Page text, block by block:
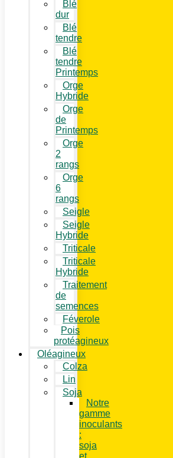
Blé
dur
Blé
tendre
Blé
tendre
Printemps
Orge
Hybride
Orge
de
Printemps
Orge
2
rangs
Orge
6
rangs
Seigle
Seigle
Hybride
Triticale
Triticale
Hybride
Traitement
de
semences
Féverole
Pois
protéagineux
Oléagineux
Colza
Lin
Soja
Notre
gamme
inoculants
:
soja
et